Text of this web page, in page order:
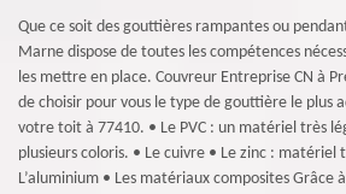
Que ce soit des gouttières rampantes ou
Marne dispose de toutes les compétences
les mettre en place. Couvreur Entreprise CN à
de choisir pour vous le type de gouttière le plus
votre toit à 77410. • Le PVC : un matériel très
plusieurs coloris. • Le cuivre • Le zinc : matériel
L’aluminium • Les matériaux composites Grâce